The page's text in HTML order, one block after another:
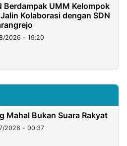
Berdampak UMM Kelompok
Kolaborasi dengan SDN
2026 - 19:20
Mahal Bukan Suara Rakyat
2026 - 00:37